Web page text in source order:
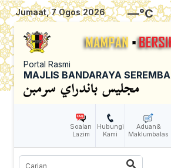
Skip to
Jumaat, 7 Ogos 2026 —°C
Portal Rasmi
MAJLIS BANDARAYA
Soalan
Lazim
Hubungi
Kami
Aduan&
Maklumbalas
Carian